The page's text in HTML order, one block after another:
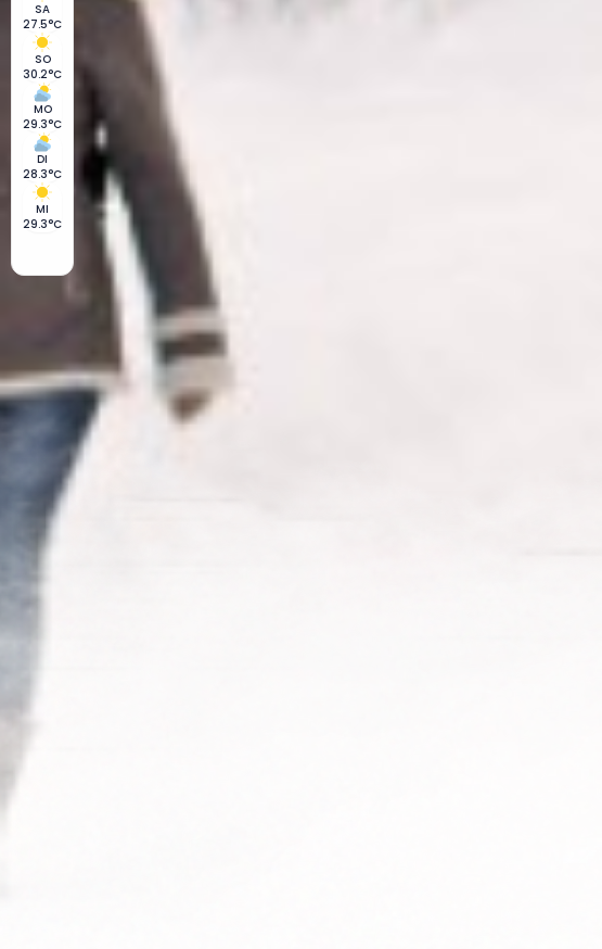
SA
27.5°C
SO
30.2°C
MO
29.3°C
DI
28.3°C
MI
29.3°C